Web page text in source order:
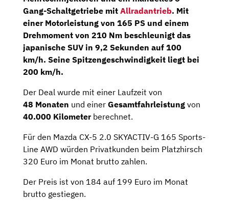
Gang-Schaltgetriebe mit Allradantrieb. Mit
einer Motorleistung von 165 PS und einem
Drehmoment von 210 Nm beschleunigt das
japanische SUV in 9,2 Sekunden auf 100
km/h. Seine Spitzengeschwindigkeit liegt bei
200 km/h.
Der Deal wurde mit einer Laufzeit von
48 Monaten und einer Gesamtfahrleistung von
40.000 Kilometerberechnet.
Für den Mazda CX-5 2.0 SKYACTIV-G 165 Sports-
Line AWD würden Privatkunden beim Platzhirsch
320 Euro im Monat brutto zahlen.
Der Preis ist von 184 auf 199 Euro im Monat
brutto gestiegen.